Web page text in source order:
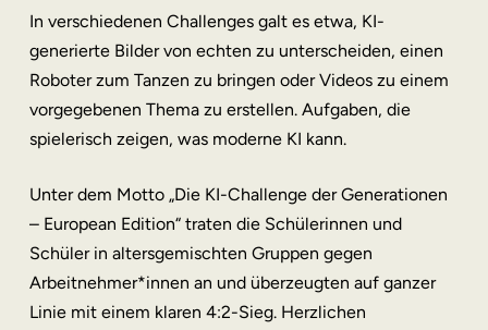
In verschiedenen Challenges galt es etwa, KI-
generierte Bilder von echten zu unterscheiden, einen
Roboter zum Tanzen zu bringen oder Videos zu einem
vorgegebenen Thema zu erstellen. Aufgaben, die
spielerisch zeigen, was moderne KI kann.
Unter dem Motto „Die KI-Challenge der Generationen
– European Edition“ traten die Schülerinnen und
Schüler in altersgemischten Gruppen gegen
Arbeitnehmer*innen an und überzeugten auf ganzer
Linie mit einem klaren 4:2-Sieg. Herzlichen